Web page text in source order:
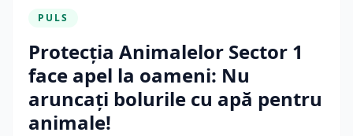
PULS
Protecția Animalelor Sector 1
face apel la oameni: Nu
aruncați bolurile cu apă pentru
animale!